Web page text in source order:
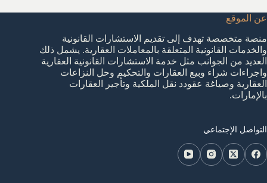
عن الموقع
منصة متخصصة تهدف إلى تقديم الاستشارات القانونية
والخدمات القانونية المتعلقة بالمعاملات العقارية. يشمل ذلك
العديد من الجوانب مثل خدمة الاستشارات القانونية العقارية
واجراءات شراء وبيع العقارات والتحكيم وحل النزاعات
العقارية وصياغة عقودد نقل الملكية وتأجير العقارات
بالإمارات.
التواصل الإجتماعي